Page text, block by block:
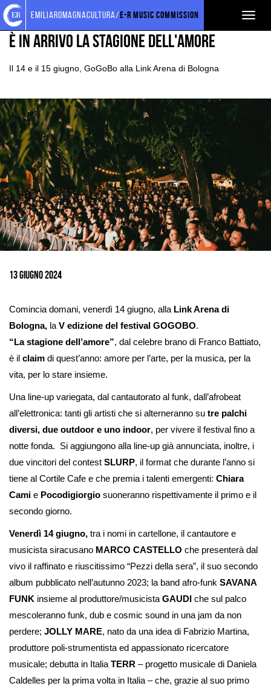
Torna
alla
home
page
Cerca
nel
sito
Salta
ai
contenuti
Salta
al
menu
principale
emiliaromagnacultura/E-R Music Commission
EVENTI E NEWS NEWS
È IN ARRIVO LA STAGIONE DELL'AMORE
Il 14 e il 15 giugno, GoGoBo alla Link Arena di Bologna
13 Giugno 2024
Comincia domani, venerdì 14 giugno, alla Link Arena di
Bologna, la V edizione del festival GOGOBO.
“La stagione dell’amore”, dal celebre brano di Franco Battiato,
è il claim di quest’anno: amore per l’arte, per la musica, per la
vita, per lo stare insieme.
Una line-up variegata, dal cantautorato al funk, dall’afrobeat
all’elettronica: tanti gli artisti che si alterneranno su tre palchi
diversi, due outdoor e uno indoor, per vivere il festival fino a
notte fonda. Si aggiungono alla line-up già annunciata, inoltre, i
due vincitori del contest SLURP, il format che durante l’anno si
tiene al Cortile Cafe e che premia i talenti emergenti: Chiara
Cami e Pocodigiorgio suoneranno rispettivamente il primo e il
secondo giorno.
Venerdì 14 giugno, tra i nomi in cartellone, il cantautore e
musicista siracusano MARCO CASTELLO che presenterà dal
vivo il raffinato e riuscitissimo “Pezzi della sera”, il suo secondo
album pubblicato nell’autunno 2023; la band afro-funk SAVANA
FUNK insieme al produttore/musicista GAUDI che sul palco
mescoleranno funk, dub e cosmic sound in una jam da non
perdere; JOLLY MARE, nato da una idea di Fabrizio Martina,
produttore poli-strumentista ed appassionato ricercatore
musicale; debutta in Italia TERR – progetto musicale di Daniela
Caldelles per la prima volta in Italia – che, grazie al suo primo